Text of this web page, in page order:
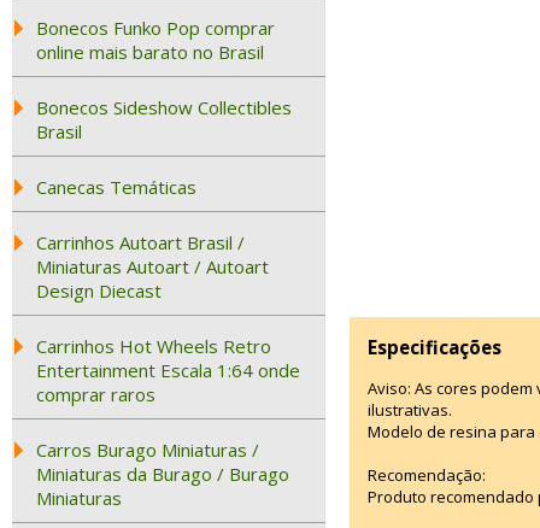
Bonecos Funko Pop comprar
online mais barato no Brasil
Bonecos Sideshow Collectibles
Brasil
Canecas Temáticas
Carrinhos Autoart Brasil /
Miniaturas Autoart / Autoart
Design Diecast
Carrinhos Hot Wheels Retro
Entertainment Escala 1:64 onde
comprar raros
Carros Burago Miniaturas /
Miniaturas da Burago / Burago
Miniaturas
Especificações
Aviso: As cores
ilustrativas.
Modelo de resina
Recomendação:
Produto recomendado